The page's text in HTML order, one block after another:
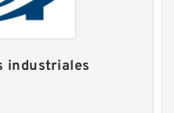
industriales